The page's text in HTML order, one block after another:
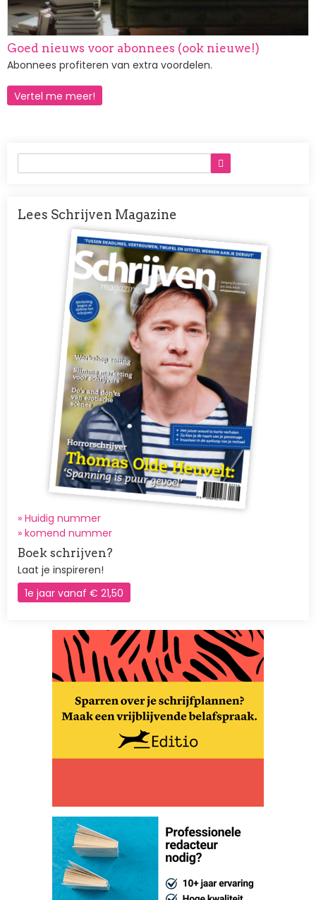
Goed nieuws voor abonnees (ook nieuwe!)
Abonnees profiteren van extra voordelen.
Vertel me meer!
Lees Schrijven Magazine
Afbeelding
» Huidig nummer
» komend nummer
Boek schrijven?
Laat je inspireren!
1e jaar vanaf € 21,50